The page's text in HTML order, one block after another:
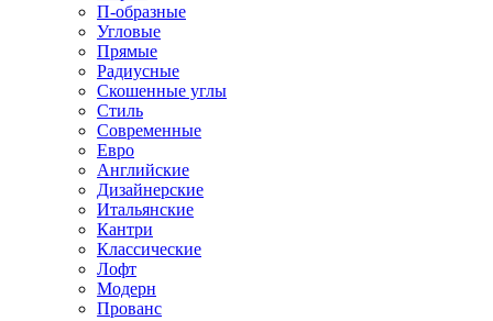
П-образные
Угловые
Прямые
Радиусные
Скошенные углы
Стиль
Современные
Евро
Английские
Дизайнерские
Итальянские
Кантри
Классические
Лофт
Модерн
Прованс